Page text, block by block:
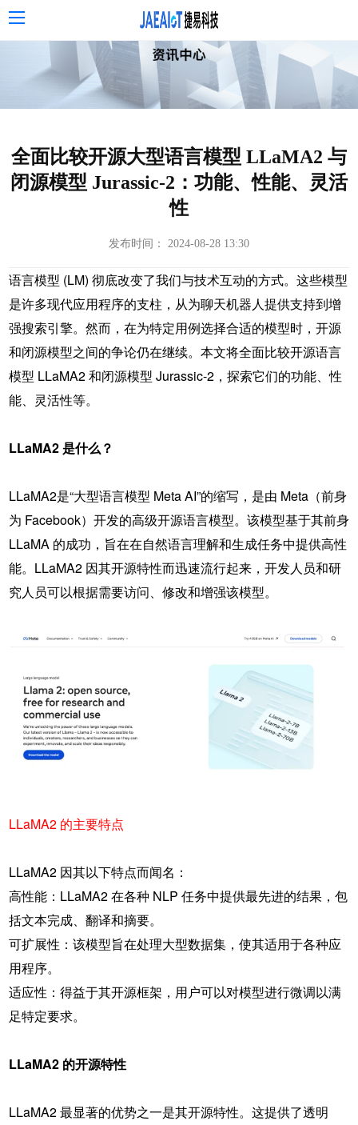
全面比较开源大型语言模型 LLaMA2 与
闭源模型 Jurassic-2：功能、性能、灵活
性
发布时间： 2024-08-28 13:30
语言模型 (LM) 彻底改变了我们与技术互动的方式。这些模型
是许多现代应用程序的支柱，从为聊天机器人提供支持到增
强搜索引擎。然而，在为特定用例选择合适的模型时，开源
和闭源模型之间的争论仍在继续。本文将全面比较开源语言
模型 LLaMA2 和闭源模型 Jurassic-2，探索它们的功能、性
能、灵活性等。
LLaMA2 是什么？
LLaMA2是“大型语言模型 Meta AI”的缩写，是由 Meta（前身
为 Facebook）开发的高级开源语言模型。该模型基于其前身
LLaMA 的成功，旨在在自然语言理解和生成任务中提供高性
能。LLaMA2 因其开源特性而迅速流行起来，开发人员和研
究人员可以根据需要访问、修改和增强该模型。
LLaMA2 的主要特点
LLaMA2 因其以下特点而闻名：
高性能：LLaMA2 在各种 NLP 任务中提供最先进的结果，包
括文本完成、翻译和摘要。
可扩展性：该模型旨在处理大型数据集，使其适用于各种应
用程序。
适应性：得益于其开源框架，用户可以对模型进行微调以满
足特定要求。
LLaMA2 的开源特性
LLaMA2 最显著的优势之一是其开源特性。这提供了透明